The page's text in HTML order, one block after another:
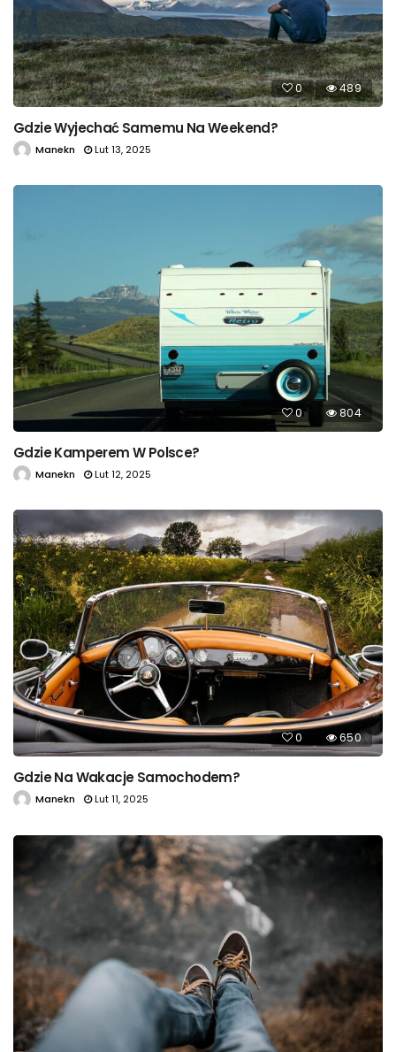
0 489
Gdzie Wyjechać Samemu Na Weekend?
Manekn Lut 13, 2025
0 804
Gdzie Kamperem W Polsce?
Manekn Lut 12, 2025
0 650
Gdzie Na Wakacje Samochodem?
Manekn Lut 11, 2025